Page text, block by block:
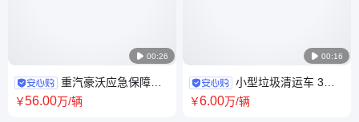
 00:26
重汽豪沃应急保障炊
事车 野外救险大型餐车 消防救
￥56.00万/辆
 00:16
小型垃圾清运车 3方
压缩垃圾车 江淮康玲H3 国六发
￥6.00万/辆